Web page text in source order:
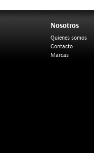
Nosotros
Quienes somos
Contacto
Marcas